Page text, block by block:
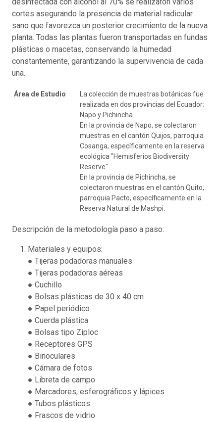
cortes asegurando la presencia de material radicular
sano que favorezca un posterior crecimiento de la nueva
planta. Todas las plantas fueron transportadas en fundas
plásticas o macetas, conservando la humedad
constantemente, garantizando la supervivencia de cada
una.
Área de Estudio
La colección de muestras botánicas fue
realizada en dos provincias del Ecuador:
Napo y Pichincha.
En la provincia de Napo, se colectaron
muestras en el cantón Quijos, parroquia
Cosanga, específicamente en la reserva
ecológica "Hemisferios Biodiversity
Reserve".
En la provincia de Pichincha, se
colectaron muestras en el cantón Quito,
parroquia Pacto, específicamente en la
Reserva Natural de Mashpi.
Descripción de la metodología paso a paso:
Materiales y equipos:
● Tijeras podadoras manuales
● Tijeras podadoras aéreas
● Cuchillo
● Bolsas plásticas de 30 x 40 cm
● Papel periódico
● Cuerda plástica
● Bolsas tipo Ziploc
● Receptores GPS
● Binoculares
● Cámara de fotos
● Libreta de campo
● Marcadores, esferográficos y lápices
● Tubos plásticos
● Frascos de vidrio